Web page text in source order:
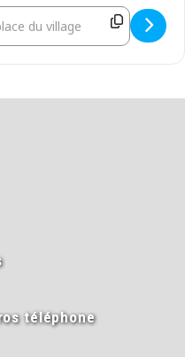
Castagnade et marché []
Address -
téléphone